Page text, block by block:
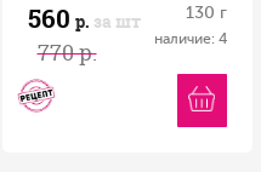
560 р. за шт
770 р.
130 г
наличие: 4